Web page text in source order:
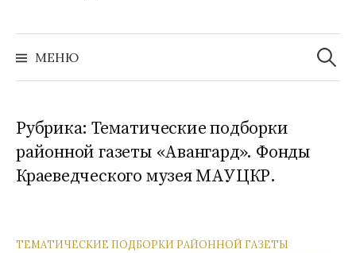
МЕНЮ
Найти:
Рубрика:Тематические подборки
районной газеты «Авангард». Фонды
Краеведческого музея МАУЦКР.
ТЕМАТИЧЕСКИЕ ПОДБОРКИ РАЙОННОЙ ГАЗЕТЫ